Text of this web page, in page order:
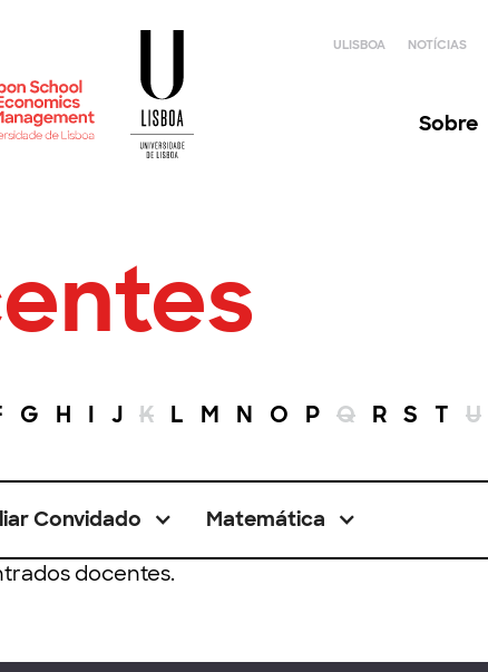
ULISBOA NOTÍCIAS
Sobre
G H I J K L M N O P Q R S T U
Convidado Matemática
docentes.